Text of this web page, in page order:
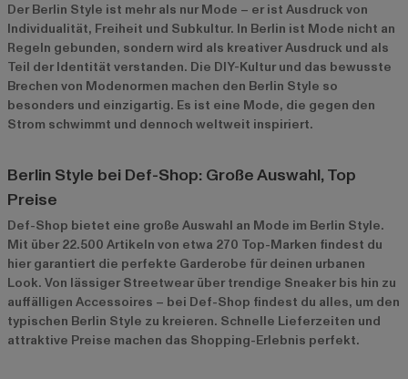
Der Berlin Style ist mehr als nur Mode – er ist Ausdruck von
Individualität, Freiheit und Subkultur. In Berlin ist Mode nicht an
Regeln gebunden, sondern wird als kreativer Ausdruck und als
Teil der Identität verstanden. Die DIY-Kultur und das bewusste
Brechen von Modenormen machen den Berlin Style so
besonders und einzigartig. Es ist eine Mode, die gegen den
Strom schwimmt und dennoch weltweit inspiriert.
Berlin Style bei Def-Shop: Große Auswahl, Top
Preise
Def-Shop bietet eine große Auswahl an Mode im Berlin Style.
Mit über 22.500 Artikeln von etwa 270 Top-Marken findest du
hier garantiert die perfekte Garderobe für deinen urbanen
Look. Von lässiger Streetwear über trendige Sneaker bis hin zu
auffälligen Accessoires – bei Def-Shop findest du alles, um den
typischen Berlin Style zu kreieren. Schnelle Lieferzeiten und
attraktive Preise machen das Shopping-Erlebnis perfekt.